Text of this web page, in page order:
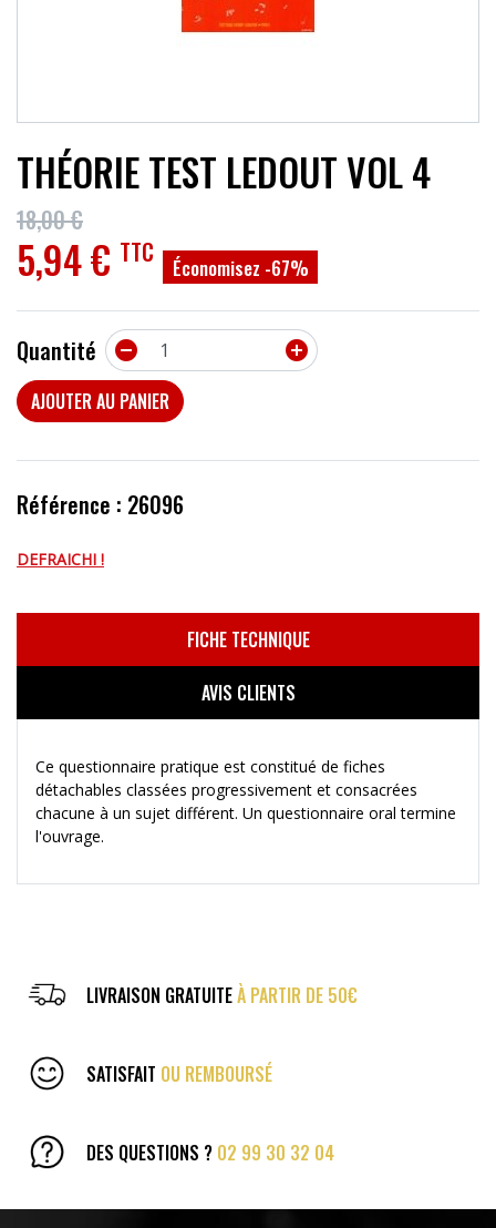
THÉORIE TEST LEDOUT VOL 4
18,00 €
5,94 € TTC Économisez -67%
Quantité 

AJOUTER AU PANIER
Référence : 26096
DEFRAICHI !
FICHE TECHNIQUE
AVIS CLIENTS
Ce questionnaire pratique est constitué de fiches
détachables classées progressivement et consacrées
chacune à un sujet différent. Un questionnaire oral termine
l'ouvrage.
LIVRAISON GRATUITEÀ PARTIR DE 50€
SATISFAIT OU REMBOURSÉ
DES QUESTIONS ? 02 99 30 32 04
ACCESSOIRES
PROMOTIONS